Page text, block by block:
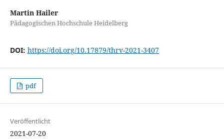
Martin Hailer
Pädagogischen Hochschule Heidelberg
DOI: https://doi.org/10.17879/thrv-2021-3407
pdf
Veröffentlicht
2021-07-20